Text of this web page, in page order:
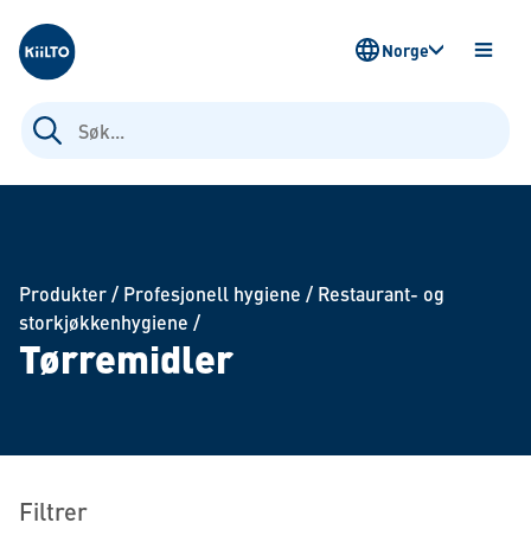
Kiilto Norway
Søk
etter:
ÅPNE
Norge
Produkter/ Profesjonell hygiene / Restaurant- og
storkjøkkenhygiene /
Tørremidler
Filtrer